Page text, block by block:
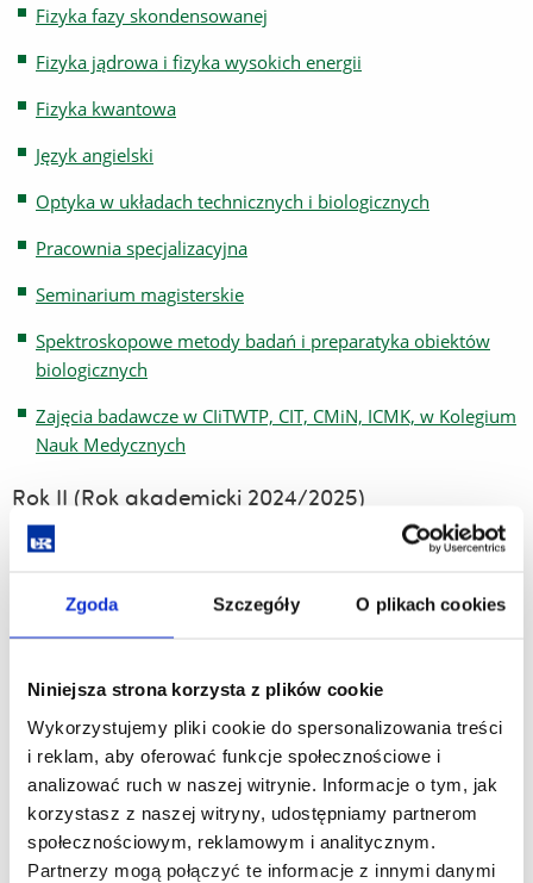
Zgoda Szczegóły O plikach cookies
Niniejsza strona korzysta z plików cookie
Wykorzystujemy pliki cookie do spersonalizowania treści
i reklam, aby oferować funkcje społecznościowe i
analizować ruch w naszej witrynie. Informacje o tym, jak
korzystasz z naszej witryny, udostępniamy partnerom
społecznościowym, reklamowym i analitycznym.
Partnerzy mogą połączyć te informacje z innymi danymi
Fizyka fazy skondensowanej
Fizyka jądrowa i fizyka wysokich energii
Fizyka kwantowa
Język angielski
Optyka w układach technicznych i biologicznych
Pracownia specjalizacyjna
Seminarium magisterskie
Spektroskopowe metody badań i preparatyka obiektów
biologicznych
Zajęcia badawcze w CIiTWTP, CIT, CMiN, ICMK, w Kolegium
Nauk Medycznych
Rok II (Rok akademicki 2024/2025)
Bioelektryczność
Praktyka zawodowa
Przedmiot z dziedziny nauk społecznych
Seminarium magisterskie
Techniki obrazowania w medycynie